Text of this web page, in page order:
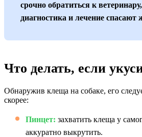
срочно обратиться к
диагностика и лечение спасают
Что делать, если
Обнаружив клеща на собаке, его
скорее:
Пинцет: захватить клеща у
аккуратно выкрутить.